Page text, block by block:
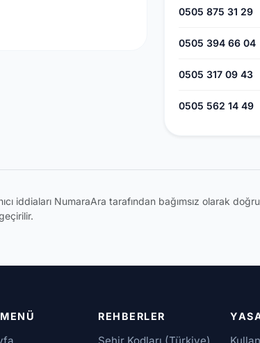
0505 875 31 29
0505 394 66 04
0505 317 09 43
0505 562 14 49
iddiaları NumaraAra tarafından bağımsız olarak
REHBERLER